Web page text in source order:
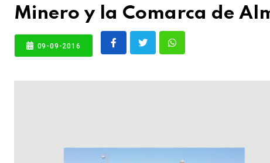
Minero y la Comarca de
09-09-2016